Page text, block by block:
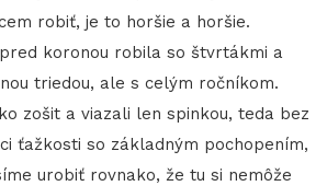
robiť, je to horšie a horšie.
koronou robila so štvrtákmi a
triedou, ale s celým ročníkom.
zošit a viazali len spinkou, teda bez
ťažkosti so základným pochopením,
urobiť rovnako, že tu si nemôže